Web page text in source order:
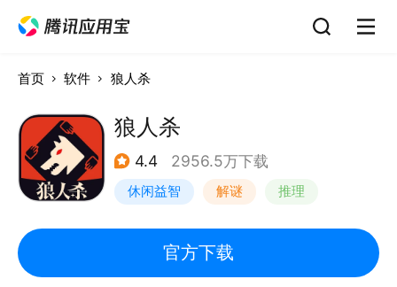
首页 软件 狼人杀
狼人杀
4.4 2956.5万下载
休闲益智 解谜 推理
狼人杀
官方下载